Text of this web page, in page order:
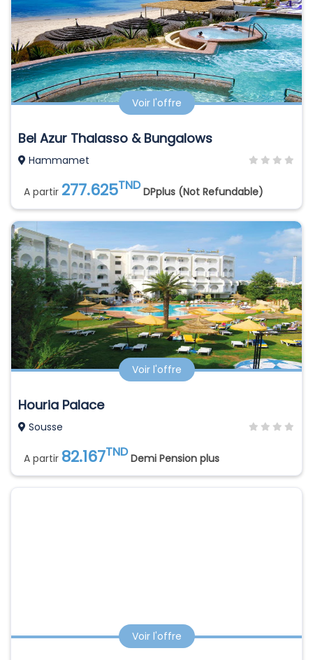
Voir l'offre
Bel Azur Thalasso & Bungalows
Hammamet
A partir 277.625TND DPplus (Not Refundable)
Voir l'offre
Houria Palace
Sousse
A partir 82.167TND Demi Pension plus
Voir l'offre